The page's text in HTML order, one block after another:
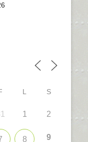
L S
1 2
8 9